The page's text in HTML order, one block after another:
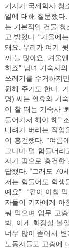
기자가 국제학사 청
일에 대해 질문했다
는 기본적인 건물 청
고 밝혔다. “가을에
돼요. 우리가 여기
까 늘 많아요. 겨울
하죠” 남녀 기숙사
쓰레기를 수거하지
원해 주기도 한다.
명) 씨는 연휴와 기
이 찰 때는 기숙사
들어가서 해야 해”
내려가 버리는 작업
이 흥건했다. “여름
그나마 덜 힘들더라
자가 땀으로 흥건한
답했다. “그래도 70
저는 힘들어도 학생
예요” “같이 아침
자들이 기자에게 아
눠 먹으며 업무 고
봐. 이게 화장실 볼
너무 많이 뜯어서
노동자들도 고충에